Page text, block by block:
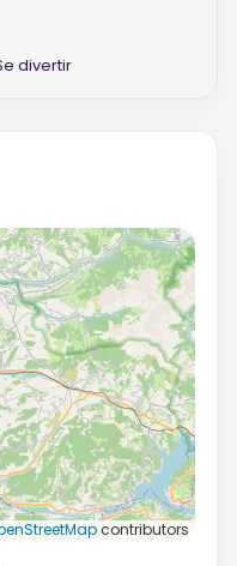
divertir
contributors